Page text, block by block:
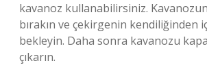
kavanoz kullanabilirsiniz. Kavanozun
bırakın ve çekirgenin kendiliğinden
bekleyin. Daha sonra kavanozu
çıkarın.